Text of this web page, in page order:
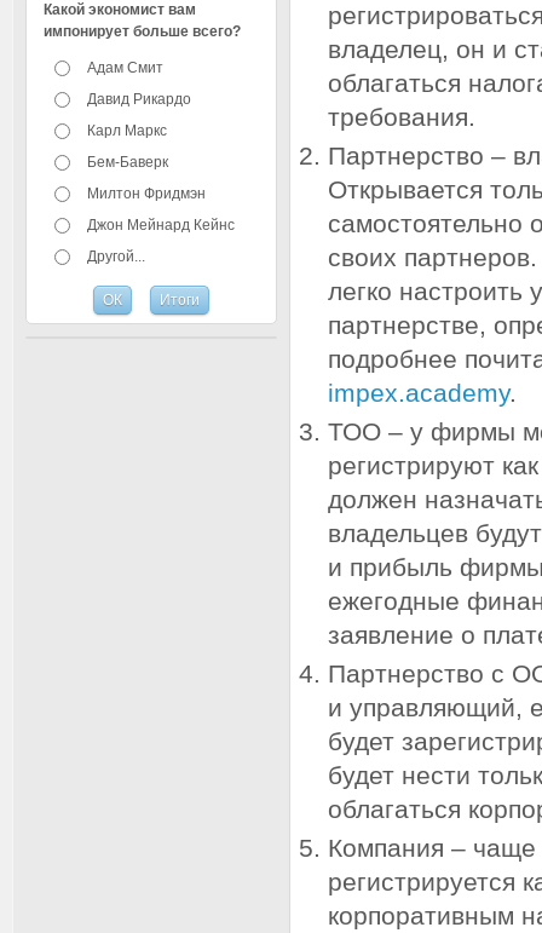
Какой экономист вам
импонирует больше всего?
Адам Смит
Давид Рикардо
Карл Маркс
Бем-Баверк
Милтон Фридмэн
Джон Мейнард Кейнс
Другой...
владелец, он и
облагаться
требования.
Партнерство –
Открывается
самостоятельно
своих
легко настроить
партнерстве,
подробнее
impex.academy.
ТОО – у фирмы
регистрируют
должен
владельцев
и прибыль фирмы
ежегодные
заявление о
Партнерство с
и управляющий,
будет
будет нести
облагаться
Компания – чаще
регистрируется
корпоративным